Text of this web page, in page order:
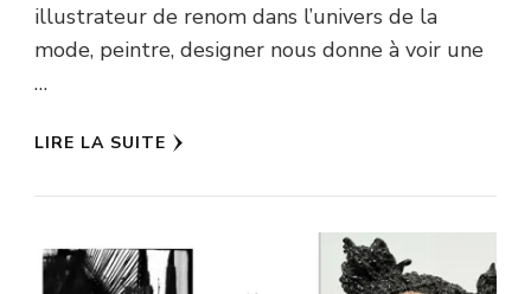
illustrateur de renom dans l’univers de la
mode, peintre, designer nous donne à voir une
…
LIRE LA SUITE